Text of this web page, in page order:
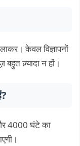
केवल विज्ञापनों
ज़्यादा न हों।
4000 घंटे का